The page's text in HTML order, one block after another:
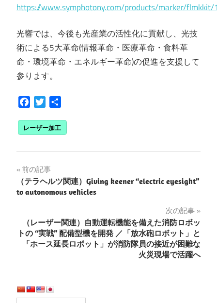
https://www.symphotony.com/products/marker/
光響では、今後も光産業の活性化に貢献し、光技
術による5大革命(情報革命・医療革命・食料革
命・環境革命・エネルギー革命)の促進を支援して
参ります。
FacebookTwitter
レーザー加工
投
稿
ビ
ゲ
シ
前の記事
（テラヘルツ関連）Giving keener “electric eyesight”
to autonomous vehicles
次の記事
（レーザー関連）自動運転機能を備えた消防ロボッ
トの “実戦” 配備型機を開発 ／「放水砲ロボット」と
「ホース延長ロボット」が消防隊員の接近が困難な
火災現場で活躍へ